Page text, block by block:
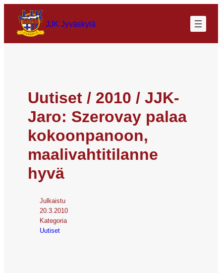
JJK Jyväskylä
Uutiset / 2010 / JJK-
Jaro: Szerovay palaa
kokoonpanoon,
maalivahtitilanne
hyvä
Julkaistu
20.3.2010
Kategoria
Uutiset